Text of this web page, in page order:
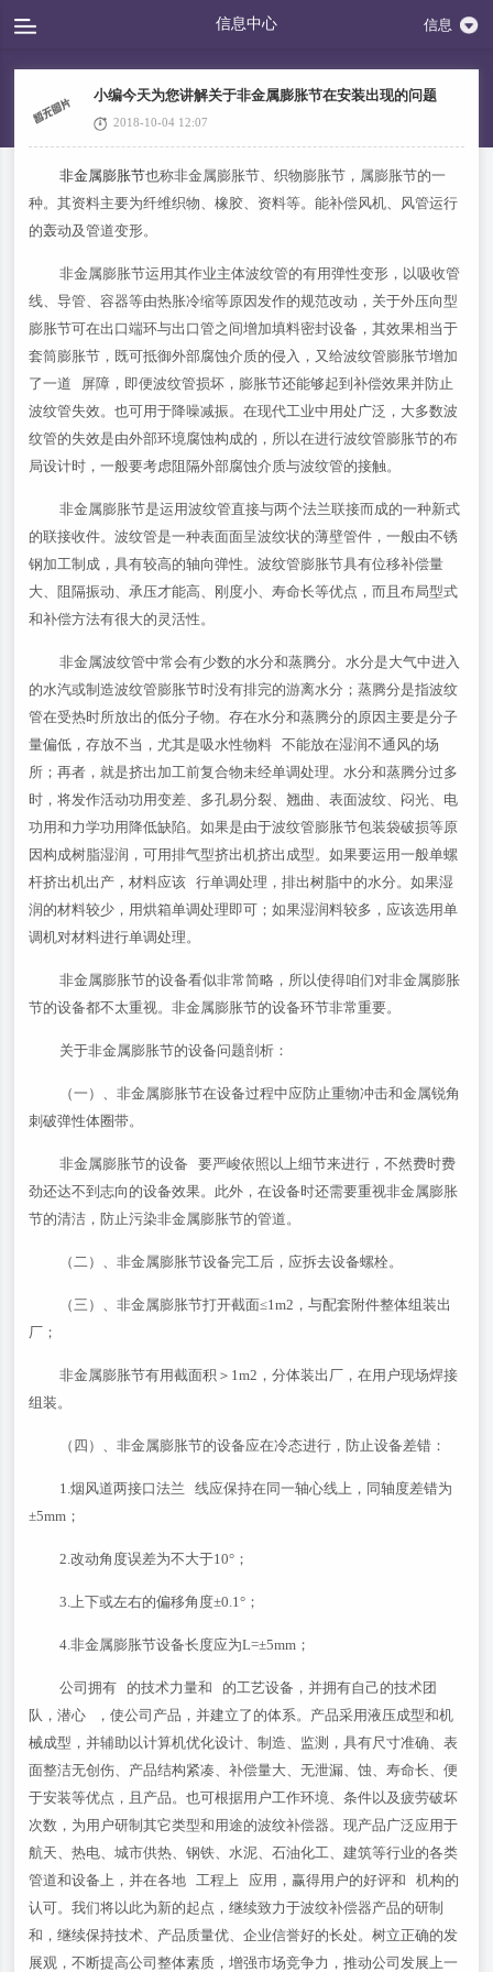
信息中心 信息
小编今天为您讲解关于非金属膨胀节在安装出现的问题
2018-10-04 12:07
非金属膨胀节也称非金属膨胀节、织物膨胀节，属膨胀节的一
种。其资料主要为纤维织物、橡胶、资料等。能补偿风机、风管运行
的轰动及管道变形。
非金属膨胀节运用其作业主体波纹管的有用弹性变形，以吸收管
线、导管、容器等由热胀冷缩等原因发作的规范改动，关于外压向型
膨胀节可在出口端环与出口管之间增加填料密封设备，其效果相当于
套筒膨胀节，既可抵御外部腐蚀介质的侵入，又给波纹管膨胀节增加
了一道 屏障，即便波纹管损坏，膨胀节还能够起到补偿效果并防止
波纹管失效。也可用于降噪减振。在现代工业中用处广泛，大多数波
纹管的失效是由外部环境腐蚀构成的，所以在进行波纹管膨胀节的布
局设计时，一般要考虑阻隔外部腐蚀介质与波纹管的接触。
非金属膨胀节是运用波纹管直接与两个法兰联接而成的一种新式
的联接收件。波纹管是一种表面面呈波纹状的薄壁管件，一般由不锈
钢加工制成，具有较高的轴向弹性。波纹管膨胀节具有位移补偿量
大、阻隔振动、承压才能高、刚度小、寿命长等优点，而且布局型式
和补偿方法有很大的灵活性。
非金属波纹管中常会有少数的水分和蒸腾分。水分是大气中进入
的水汽或制造波纹管膨胀节时没有排完的游离水分；蒸腾分是指波纹
管在受热时所放出的低分子物。存在水分和蒸腾分的原因主要是分子
量偏低，存放不当，尤其是吸水性物料 不能放在湿润不通风的场
所；再者，就是挤出加工前复合物未经单调处理。水分和蒸腾分过多
时，将发作活动功用变差、多孔易分裂、翘曲、表面波纹、闷光、电
功用和力学功用降低缺陷。如果是由于波纹管膨胀节包装袋破损等原
因构成树脂湿润，可用排气型挤出机挤出成型。如果要运用一般单螺
杆挤出机出产，材料应该 行单调处理，排出树脂中的水分。如果湿
润的材料较少，用烘箱单调处理即可；如果湿润料较多，应该选用单
调机对材料进行单调处理。
非金属膨胀节的设备看似非常简略，所以使得咱们对非金属膨胀
节的设备都不太重视。非金属膨胀节的设备环节非常重要。
关于非金属膨胀节的设备问题剖析：
（一）、非金属膨胀节在设备过程中应防止重物冲击和金属锐角
刺破弹性体圈带。
非金属膨胀节的设备 要严峻依照以上细节来进行，不然费时费
劲还达不到志向的设备效果。此外，在设备时还需要重视非金属膨胀
节的清洁，防止污染非金属膨胀节的管道。
（二）、非金属膨胀节设备完工后，应拆去设备螺栓。
（三）、非金属膨胀节打开截面≤1m2，与配套附件整体组装出
厂；
非金属膨胀节有用截面积＞1m2，分体装出厂，在用户现场焊接
组装。
（四）、非金属膨胀节的设备应在冷态进行，防止设备差错：
1.烟风道两接口法兰 线应保持在同一轴心线上，同轴度差错为
±5mm；
2.改动角度误差为不大于10°；
3.上下或左右的偏移角度±0.1°；
4.非金属膨胀节设备长度应为L=±5mm；
公司拥有 的技术力量和 的工艺设备，并拥有自己的技术团
队，潜心 ，使公司产品，并建立了的体系。产品采用液压成型和机
械成型，并辅助以计算机优化设计、制造、监测，具有尺寸准确、表
面整洁无创伤、产品结构紧凑、补偿量大、无泄漏、蚀、寿命长、便
于安装等优点，且产品。也可根据用户工作环境、条件以及疲劳破坏
次数，为用户研制其它类型和用途的波纹补偿器。现产品广泛应用于
航天、热电、城市供热、钢铁、水泥、石油化工、建筑等行业的各类
管道和设备上，并在各地 工程上 应用，赢得用户的好评和 机构的
认可。我们将以此为新的起点，继续致力于波纹补偿器产品的研制
和，继续保持技术、产品质量优、企业信誉好的长处。树立正确的发
展观，不断提高公司整体素质，增强市场竞争力，推动公司发展上一